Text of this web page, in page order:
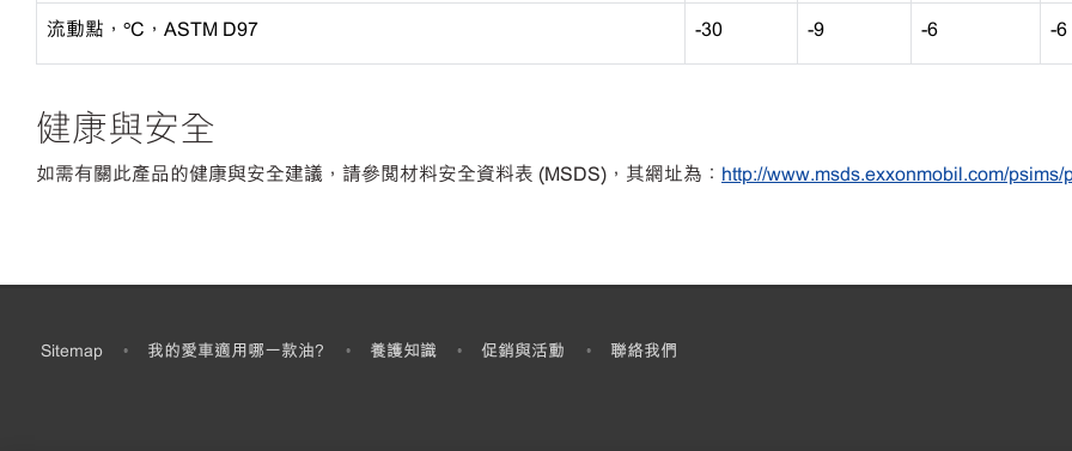
流動點， ºC，ASTM D97 -30 -9 -6 -6
健康與安全
如需有關此產品的健康與安全建議，請參閱材料安全資料表 (MSDS)，其網址為： http://www.msds.exxonmobil.com/psims/
Sitemap • 我的愛車適用哪一款油? • 養護知識 • 促銷與活動​ • 聯絡我們